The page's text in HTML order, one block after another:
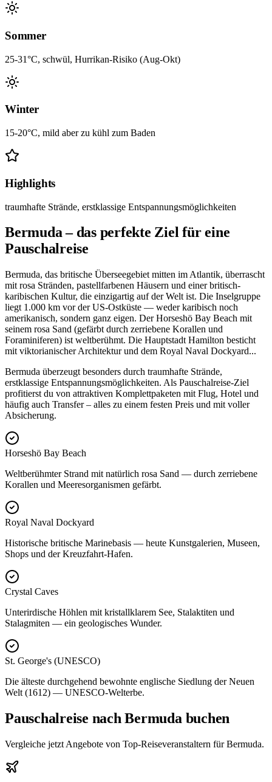
Sommer
25-31°C, schwül, Hurrikan-Risiko (Aug-Okt)
Winter
15-20°C, mild aber zu kühl zum Baden
Highlights
traumhafte Strände, erstklassige Entspannungsmöglichkeiten
Bermuda – das perfekte Ziel für eine
Pauschalreise
Bermuda, das britische Überseegebiet mitten im Atlantik, überrascht
mit rosa Stränden, pastellfarbenen Häusern und einer britisch-
karibischen Kultur, die einzigartig auf der Welt ist. Die Inselgruppe
liegt 1.000 km vor der US-Ostküste — weder karibisch noch
amerikanisch, sondern ganz eigen. Der Horseshö Bay Beach mit
seinem rosa Sand (gefärbt durch zerriebene Korallen und
Foraminiferen) ist weltberühmt. Die Hauptstadt Hamilton besticht
mit viktorianischer Architektur und dem Royal Naval Dockyard...
Bermuda überzeugt besonders durch traumhafte Strände,
erstklassige Entspannungsmöglichkeiten. Als Pauschalreise-Ziel
profitierst du von attraktiven Komplettpaketen mit Flug, Hotel und
häufig auch Transfer – alles zu einem festen Preis und mit voller
Absicherung.
Horseshö Bay Beach
Weltberühmter Strand mit natürlich rosa Sand — durch zerriebene
Korallen und Meeresorganismen gefärbt.
Royal Naval Dockyard
Historische britische Marinebasis — heute Kunstgalerien, Museen,
Shops und der Kreuzfahrt-Hafen.
Crystal Caves
Unterirdische Höhlen mit kristallklarem See, Stalaktiten und
Stalagmiten — ein geologisches Wunder.
St. George's (UNESCO)
Die älteste durchgehend bewohnte englische Siedlung der Neuen
Welt (1612) — UNESCO-Welterbe.
Pauschalreise nach Bermuda buchen
Vergleiche jetzt Angebote von Top-Reiseveranstaltern für Bermuda.